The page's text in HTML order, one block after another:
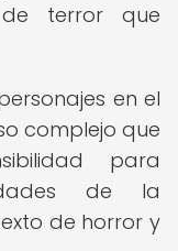
terror que
en el
complejo que
para
de la
de horror y